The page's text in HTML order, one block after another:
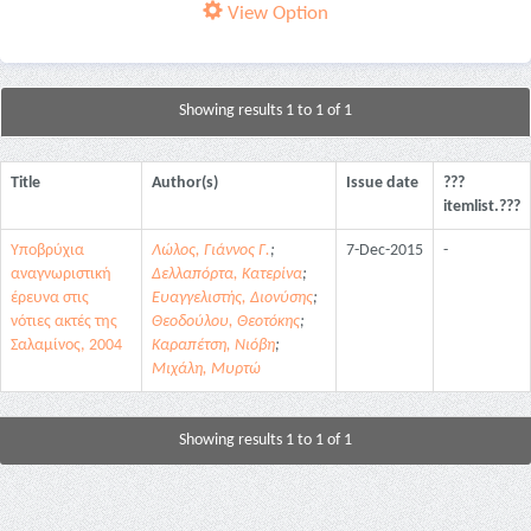
View Option
Showing results 1 to 1 of 1
Title Author(s) Issue date
???
itemlist.???
Υποβρύχια
αναγνωριστική
έρευνα στις
νότιες ακτές της
Σαλαμίνος, 2004
Λώλος, Γιάννος Γ.;
Δελλαπόρτα, Κατερίνα;
Ευαγγελιστής, Διονύσης;
Θεοδούλου, Θεοτόκης;
Καραπέτση, Νιόβη;
Μιχάλη, Μυρτώ
7-Dec-2015 -
Showing results 1 to 1 of 1